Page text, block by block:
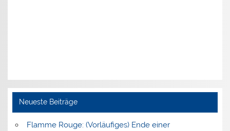
Neueste Beiträge
Flamme Rouge: (Vorläufiges) Ende einer